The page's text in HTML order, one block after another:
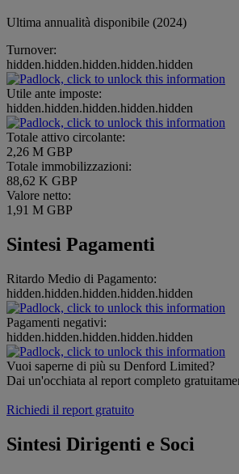
Ultima annualità disponibile (2024)
Turnover:
hidden.hidden.hidden.hidden.hidden
Utile ante imposte:
hidden.hidden.hidden.hidden.hidden
Totale attivo circolante:
2,26 M GBP
Totale immobilizzazioni:
88,62 K GBP
Valore netto:
1,91 M GBP
Sintesi Pagamenti
Ritardo Medio di Pagamento:
hidden.hidden.hidden.hidden.hidden
Pagamenti negativi:
hidden.hidden.hidden.hidden.hidden
Vuoi saperne di più su Denford Limited?
Dai un'occhiata al report completo
Richiedi il report gratuito
Sintesi Dirigenti e Soci